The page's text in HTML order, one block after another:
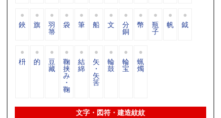
鋏 旗 羽
箒
袋 筆 船 文 分
銅
幣 瓶
子
帆 鉞
枡 的 豆
藏
鞠
挟
み
・
鞠
結
綿
矢
・
矢
筈
輪
鼓
輪
宝
蝋
燭
文字・図符・建造紋紋